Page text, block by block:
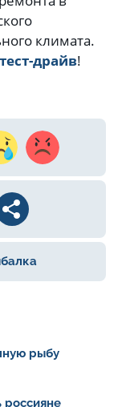
климата.
тест-драйв!
рыбу
россияне